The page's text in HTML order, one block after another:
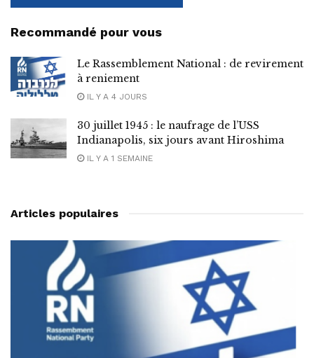
Recommandé pour vous
Le Rassemblement National : de revirement
à reniement
IL Y A 4 JOURS
30 juillet 1945 : le naufrage de l’USS
Indianapolis, six jours avant Hiroshima
IL Y A 1 SEMAINE
Articles populaires